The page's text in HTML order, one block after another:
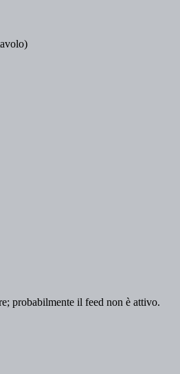
probabilmente il feed non è attivo.